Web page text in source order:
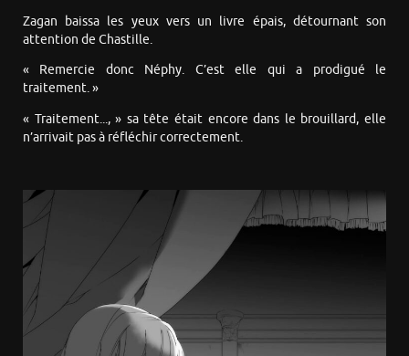
Zagan baissa les yeux vers un livre épais, détournant son
attention de Chastille.
« Remercie donc Néphy. C’est elle qui a prodigué le
traitement. »
« Traitement..., » sa tête était encore dans le brouillard, elle
n’arrivait pas à réfléchir correctement.